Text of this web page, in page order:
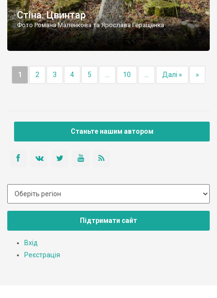
Стіна. Цвинтар
Фото Романа Маленкова та Ярослава Геращенка
1 2 3 4 5 10 Далі » »
Станьте нашим автором
Підтримати сайт
Вхід
Реєстрація